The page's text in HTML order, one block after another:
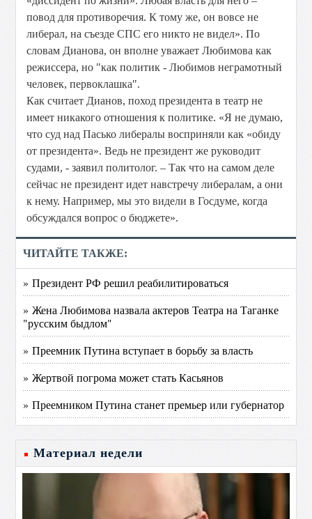
повод для противоречия. К тому же, он вовсе не
либерал, на съезде СПС его никто не видел». По
словам Дианова, он вполне уважает Любимова как
режиссера, но "как политик - Любимов неграмотный
человек, первоклашка".
Как считает Дианов, поход президента в театр не
имеет никакого отношения к политике. «Я не думаю,
что суд над Пасько либералы восприняли как «обиду
от президента». Ведь не президент же руководит
судами, - заявил политолог. – Так что на самом деле
сейчас не президент идет навстречу либералам, а они
к нему. Например, мы это видели в Госдуме, когда
обсуждался вопрос о бюджете».
ЧИТАЙТЕ ТАКЖЕ:
» Президент РФ решил реабилитироваться
» Жена Любимова назвала актеров Театра на Таганке
"русским быдлом"
» Преемник Путина вступает в борьбу за власть
» Жертвой погрома может стать Касьянов
» Преемником Путина станет премьер или губернатор
Материал недели